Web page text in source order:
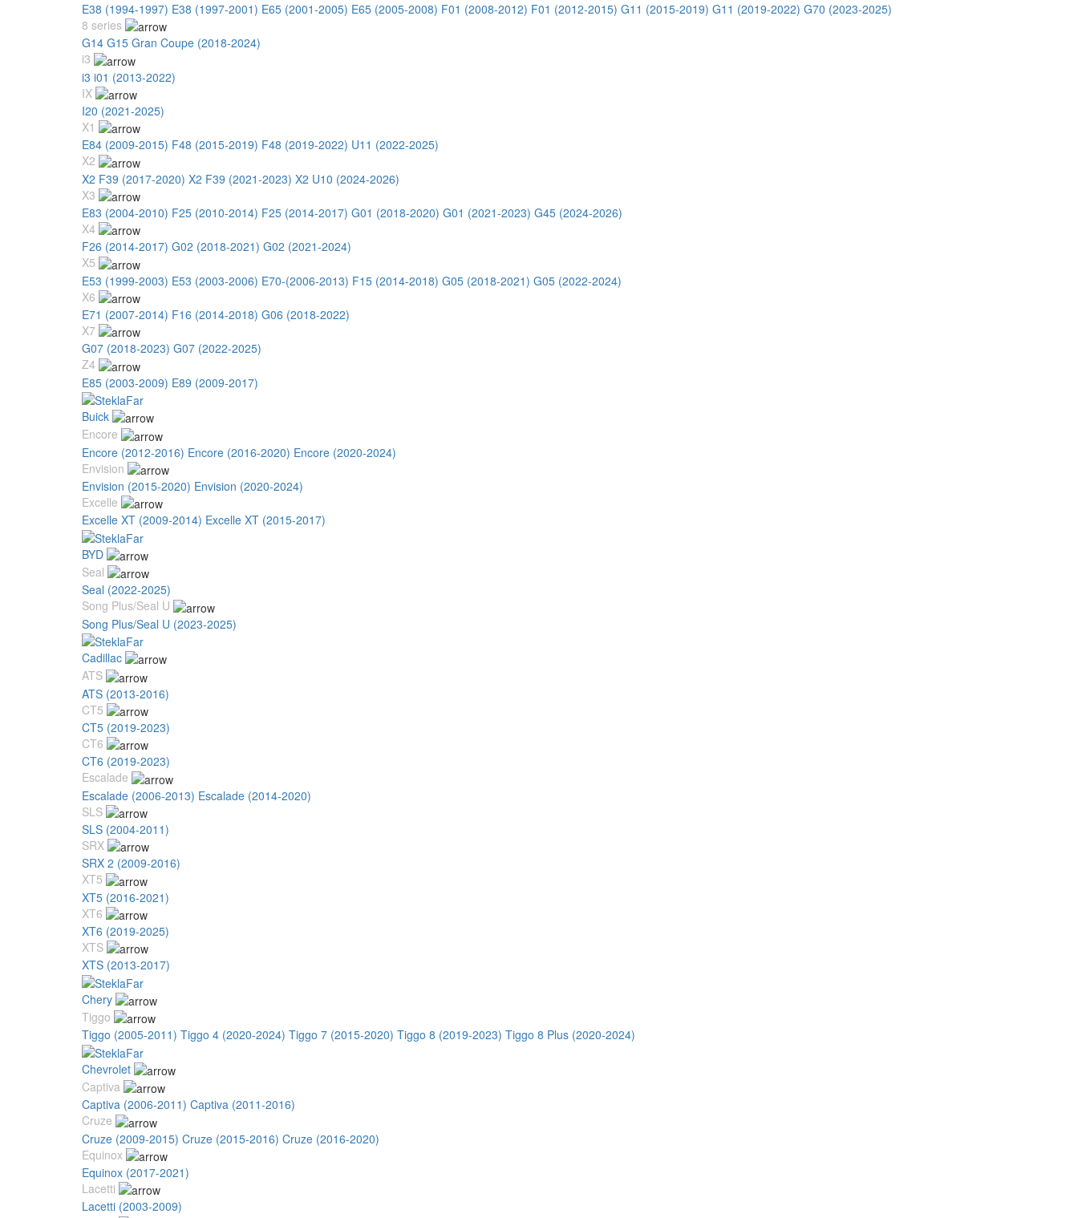
E38 (1994-1997) E38 (1997-2001) E65 (2001-2005) E65 (2005-2008) F01 (2008-2012) F01 (2012-2015) G11 (2015-2019) G11 (2019-2022) G70 (2023-2025)
8 series
G14 G15 Gran Coupe (2018-2024)
i3
i3 i01 (2013-2022)
IX
I20 (2021-2025)
X1
E84 (2009-2015) F48 (2015-2019) F48 (2019-2022) U11 (2022-2025)
X2
X2 F39 (2017-2020) X2 F39 (2021-2023) X2 U10 (2024-2026)
X3
E83 (2004-2010) F25 (2010-2014) F25 (2014-2017) G01 (2018-2020) G01 (2021-2023) G45 (2024-2026)
X4
F26 (2014-2017) G02 (2018-2021) G02 (2021-2024)
X5
E53 (1999-2003) E53 (2003-2006) E70-(2006-2013) F15 (2014-2018) G05 (2018-2021) G05 (2022-2024)
X6
E71 (2007-2014) F16 (2014-2018) G06 (2018-2022)
X7
G07 (2018-2023) G07 (2022-2025)
Z4
E85 (2003-2009) E89 (2009-2017)
Buick
Encore
Encore (2012-2016) Encore (2016-2020) Encore (2020-2024)
Envision
Envision (2015-2020) Envision (2020-2024)
Excelle
Excelle XT (2009-2014) Excelle XT (2015-2017)
BYD
Seal
Seal (2022-2025)
Song Plus/Seal U
Song Plus/Seal U (2023-2025)
Cadillac
ATS
ATS (2013-2016)
CT5
CT5 (2019-2023)
CT6
CT6 (2019-2023)
Escalade
Escalade (2006-2013) Escalade (2014-2020)
SLS
SLS (2004-2011)
SRX
SRX 2 (2009-2016)
XT5
XT5 (2016-2021)
XT6
XT6 (2019-2025)
XTS
XTS (2013-2017)
Chery
Tiggo
Tiggo (2005-2011) Tiggo 4 (2020-2024) Tiggo 7 (2015-2020) Tiggo 8 (2019-2023) Tiggo 8 Plus (2020-2024)
Chevrolet
Captiva
Captiva (2006-2011) Captiva (2011-2016)
Cruze
Cruze (2009-2015) Cruze (2015-2016) Cruze (2016-2020)
Equinox
Equinox (2017-2021)
Lacetti
Lacetti (2003-2009)